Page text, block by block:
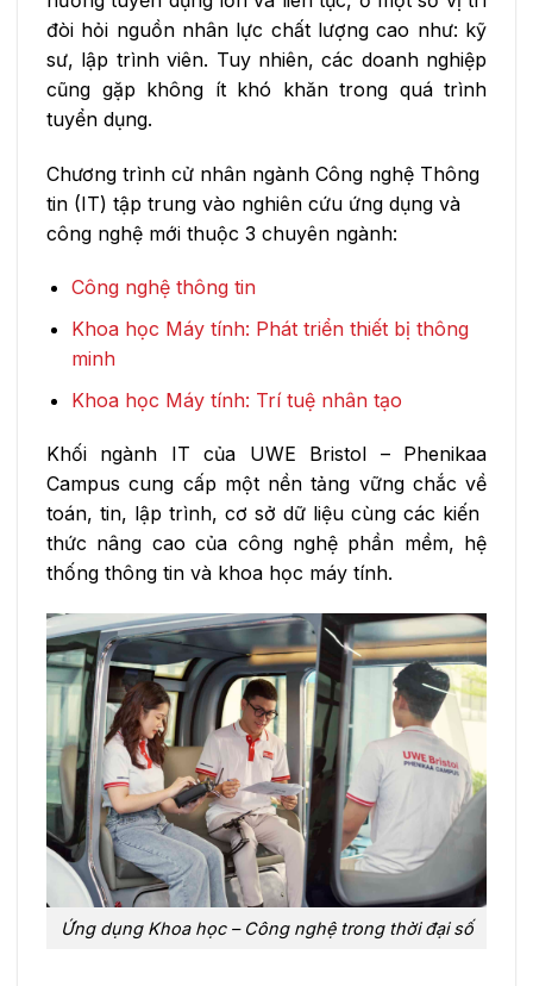
đòi hỏi nguồn nhân lực chất lượng cao như: kỹ
sư, lập trình viên. Tuy nhiên, các doanh nghiệp
cũng gặp không ít khó khăn trong quá trình
tuyển dụng.
Chương trình cử nhân ngành Công nghệ Thông
tin (IT) tập trung vào nghiên cứu ứng dụng và
công nghệ mới thuộc 3 chuyên ngành:
Công nghệ thông tin
Khoa học Máy tính: Phát triển thiết bị thông
minh
Khoa học Máy tính: Trí tuệ nhân tạo
Khối ngành IT của UWE Bristol – Phenikaa
Campus cung cấp một nền tảng vững chắc về
toán, tin, lập trình, cơ sở dữ liệu cùng các kiến ​​
thức nâng cao của công nghệ phần mềm, hệ
thống thông tin và khoa học máy tính.
Ứng dụng Khoa học – Công nghệ trong thời đại số